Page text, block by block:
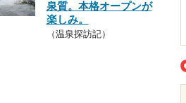
泉質。本格オープンが
楽しみ。
（温泉探訪記）